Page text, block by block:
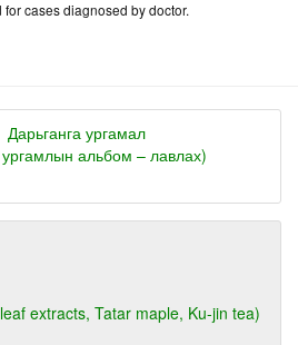
cases diagnosed by doctor.
Дарьганга ургамал
альбом – лавлах)
extracts, Tatar maple, Ku-jin tea)